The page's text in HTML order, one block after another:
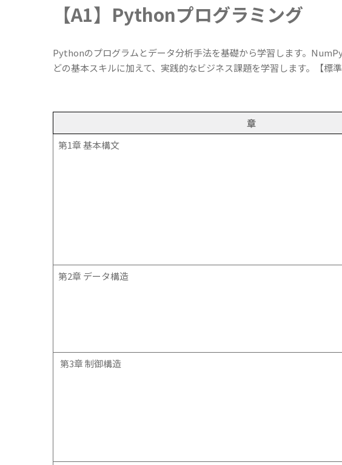
【A1】Pythonプログラミング
Pythonのプログラムとデータ分析手法を基礎から学習します。
どの基本スキルに加えて、実践的なビジネス課題を学習します。【標準
章
第1章 基本構文
第2章 データ構造
第3章 制御構造